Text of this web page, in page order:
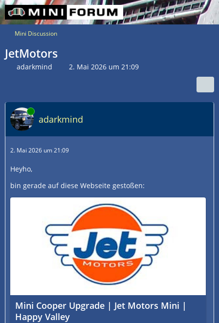
Mini Discussion
JetMotors
adarkmind 2. Mai 2026 um 21:09
Online
adarkmind
2. Mai 2026 um 21:09
Heyho,
bin gerade auf diese Webseite gestoßen:
Mini Cooper Upgrade | Jet Motors Mini |
Happy Valley